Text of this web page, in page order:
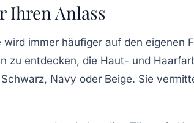
Ihren Anlass
immer häufiger auf den eigenen
zu entdecken, die Haut- und
Navy oder Beige. Sie